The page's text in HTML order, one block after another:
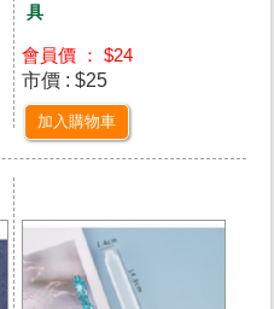
具
會員價 ： $24
市價 : $25
加入購物車